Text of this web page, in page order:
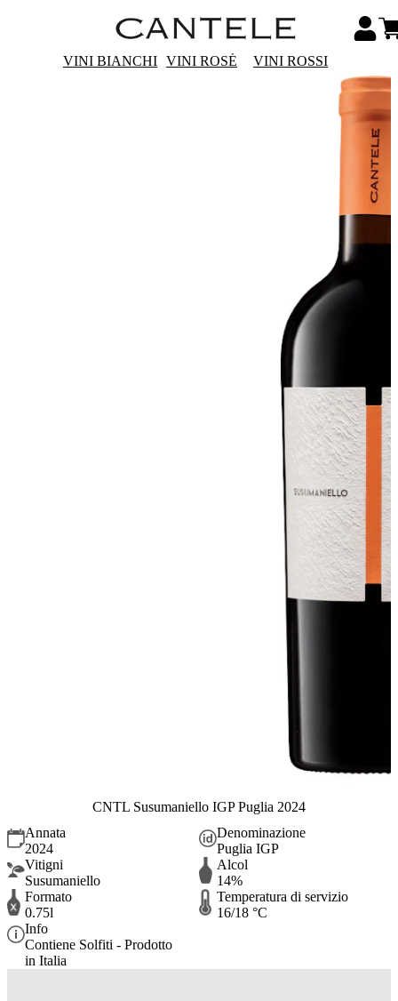
VINI BIANCHI VINI ROSÉ VINI ROSSI
CNTL Susumaniello IGP Puglia 2024
Annata
2024
Denominazione
Puglia IGP
Vitigni
Susumaniello
Alcol
14%
Formato
0.75l
Temperatura di servizio
16/18 °C
Info
Contiene Solfiti - Prodotto
in Italia